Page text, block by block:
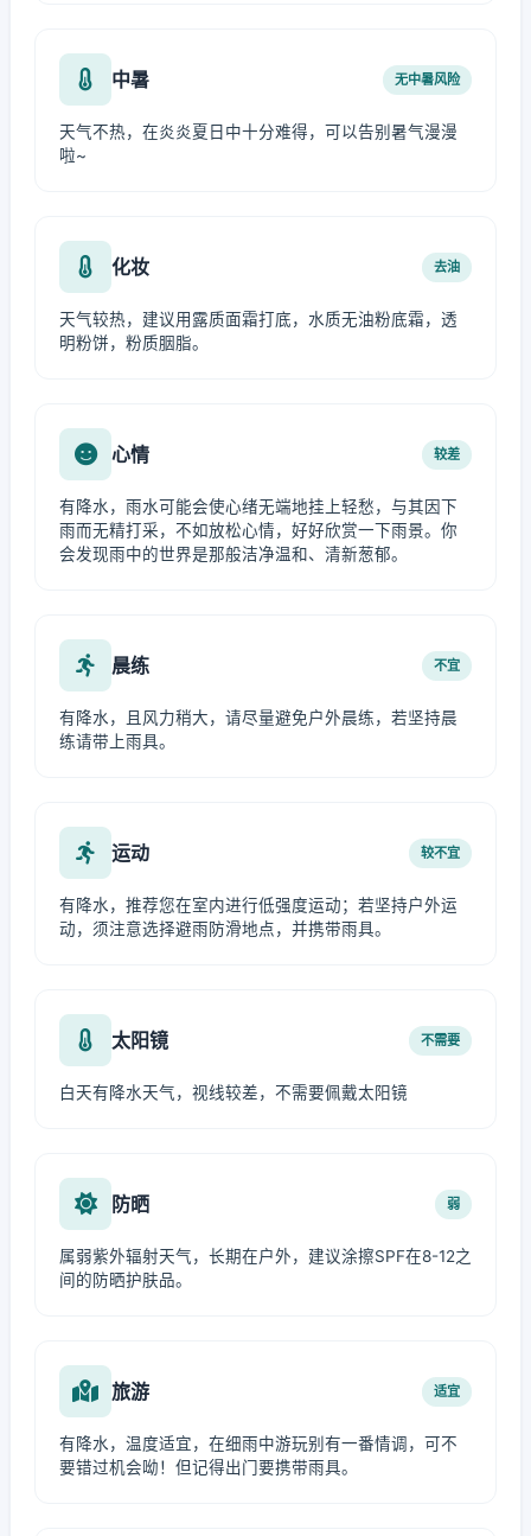
中暑 无中暑风险
天气不热，在炎炎夏日中十分难得，可以告别暑气漫漫
啦~
化妆 去油
天气较热，建议用露质面霜打底，水质无油粉底霜，透
明粉饼，粉质胭脂。
心情 较差
有降水，雨水可能会使心绪无端地挂上轻愁，与其因下
雨而无精打采，不如放松心情，好好欣赏一下雨景。你
会发现雨中的世界是那般洁净温和、清新葱郁。
晨练 不宜
有降水，且风力稍大，请尽量避免户外晨练，若坚持晨
练请带上雨具。
运动 较不宜
有降水，推荐您在室内进行低强度运动；若坚持户外运
动，须注意选择避雨防滑地点，并携带雨具。
太阳镜 不需要
白天有降水天气，视线较差，不需要佩戴太阳镜
防晒 弱
属弱紫外辐射天气，长期在户外，建议涂擦SPF在8-12之
间的防晒护肤品。
旅游 适宜
有降水，温度适宜，在细雨中游玩别有一番情调，可不
要错过机会呦！但记得出门要携带雨具。